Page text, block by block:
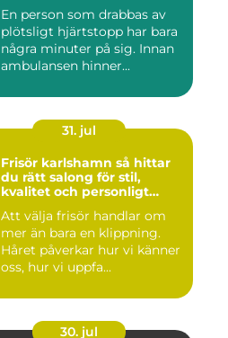
En person som drabbas av
plötsligt hjärtstopp har bara
några minuter på sig. Innan
ambulansen hinner...
31. jul
Frisör karlshamn så hittar
du rätt salong för stil,
kvalitet och personligt
Att välja frisör handlar om
mer än bara en klippning.
Håret påverkar hur vi känner
oss, hur vi uppfa...
30. jul